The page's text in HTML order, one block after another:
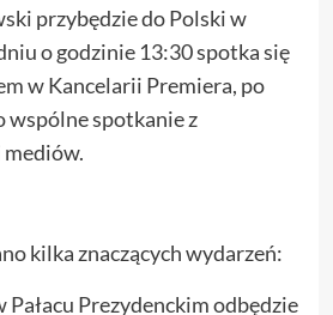
przybędzie do Polski w
o godzinie 13:30 spotka się
w Kancelarii Premiera, po
wspólne spotkanie z
kilka znaczących wydarzeń:
Pałacu Prezydenckim odbędzie